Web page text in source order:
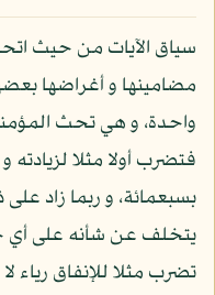
سياق الآيات من حيث
مضامينها و أغراضها
واحدة، و هي تحث
فتضرب أولا مثلا
بسبعمائة، و ربما زاد على
يتخلف عن شأنه على أي
تضرب مثلا للإنفاق رياء لا